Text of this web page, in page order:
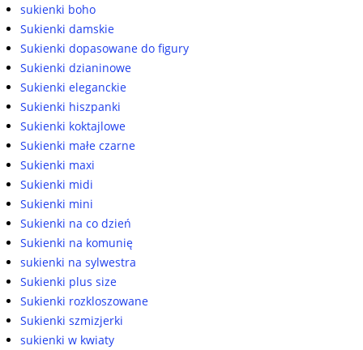
sukienki boho
Sukienki damskie
Sukienki dopasowane do figury
Sukienki dzianinowe
Sukienki eleganckie
Sukienki hiszpanki
Sukienki koktajlowe
Sukienki małe czarne
Sukienki maxi
Sukienki midi
Sukienki mini
Sukienki na co dzień
Sukienki na komunię
sukienki na sylwestra
Sukienki plus size
Sukienki rozkloszowane
Sukienki szmizjerki
sukienki w kwiaty